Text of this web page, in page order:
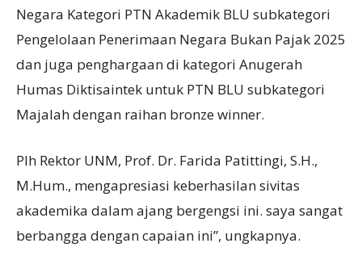
Negara Kategori PTN Akademik BLU subkategori
Pengelolaan Penerimaan Negara Bukan Pajak 2025
dan juga penghargaan di kategori Anugerah
Humas Diktisaintek untuk PTN BLU subkategori
Majalah dengan raihan bronze winner.
Plh Rektor UNM, Prof. Dr. Farida Patittingi, S.H.,
M.Hum., mengapresiasi keberhasilan sivitas
akademika dalam ajang bergengsi ini. saya sangat
berbangga dengan capaian ini”, ungkapnya.